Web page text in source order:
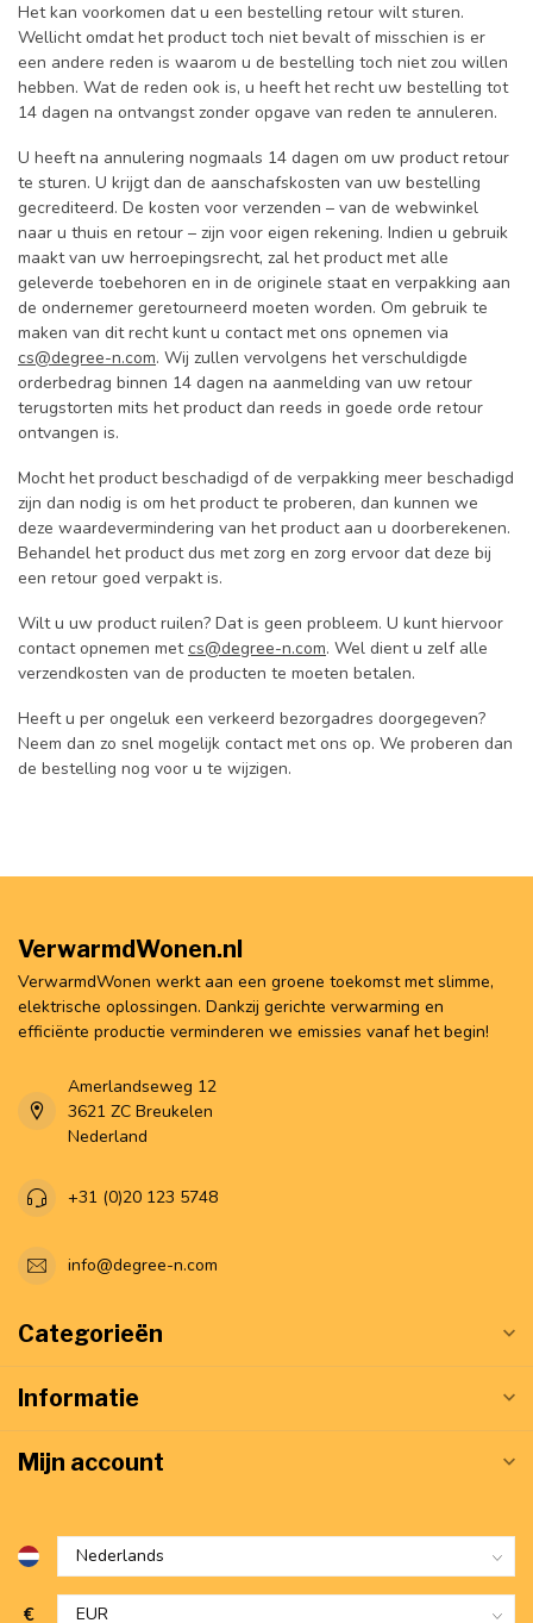
Het kan voorkomen dat u een bestelling retour wilt sturen.
Wellicht omdat het product toch niet bevalt of misschien is er
een andere reden is waarom u de bestelling toch niet zou willen
hebben. Wat de reden ook is, u heeft het recht uw bestelling tot
14 dagen na ontvangst zonder opgave van reden te annuleren.
U heeft na annulering nogmaals 14 dagen om uw product retour
te sturen. U krijgt dan de aanschafskosten van uw bestelling
gecrediteerd. De kosten voor verzenden – van de webwinkel
naar u thuis en retour – zijn voor eigen rekening. Indien u gebruik
maakt van uw herroepingsrecht, zal het product met alle
geleverde toebehoren en in de originele staat en verpakking aan
de ondernemer geretourneerd moeten worden. Om gebruik te
maken van dit recht kunt u contact met ons opnemen via
cs@degree-n.com. Wij zullen vervolgens het verschuldigde
orderbedrag binnen 14 dagen na aanmelding van uw retour
terugstorten mits het product dan reeds in goede orde retour
ontvangen is.
Mocht het product beschadigd of de verpakking meer beschadigd
zijn dan nodig is om het product te proberen, dan kunnen we
deze waardevermindering van het product aan u doorberekenen.
Behandel het product dus met zorg en zorg ervoor dat deze bij
een retour goed verpakt is.
Wilt u uw product ruilen? Dat is geen probleem. U kunt hiervoor
contact opnemen metcs@degree-n.com. Wel dient u zelf alle
verzendkosten van de producten te moeten betalen.
Heeft u per ongeluk een verkeerd bezorgadres doorgegeven?
Neem dan zo snel mogelijk contact met ons op. We proberen dan
de bestelling nog voor u te wijzigen.
VerwarmdWonen.nl
VerwarmdWonen werkt aan een groene toekomst met slimme,
elektrische oplossingen. Dankzij gerichte verwarming en
efficiënte productie verminderen we emissies vanaf het begin!
Amerlandseweg 12
3621 ZC Breukelen
Nederland
+31 (0)20 123 5748
info@degree-n.com
Categorieën
Informatie
Mijn account
€